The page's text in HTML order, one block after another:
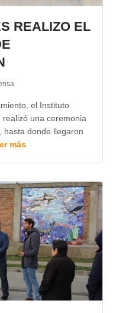
REALIZO EL
el Instituto
realizó una ceremonia
hasta donde llegaron
más